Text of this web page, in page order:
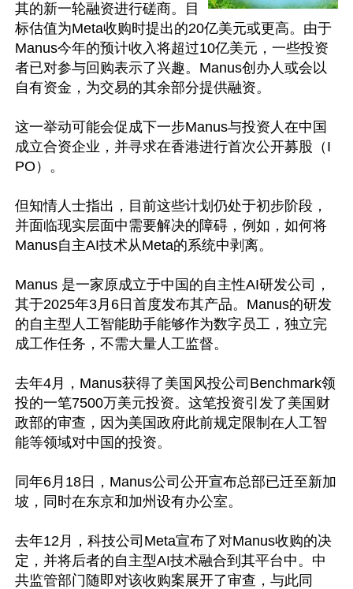
其的新一轮融资进行磋商。目
标估值为Meta收购时提出的20亿美元或更高。由于
Manus今年的预计收入将超过10亿美元，一些投资
者已对参与回购表示了兴趣。Manus创办人或会以
自有资金，为交易的其余部分提供融资。
这一举动可能会促成下一步Manus与投资人在中国
成立合资企业，并寻求在香港进行首次公开募股（I
PO）。
但知情人士指出，目前这些计划仍处于初步阶段，
并面临现实层面中需要解决的障碍，例如，如何将
Manus自主AI技术从Meta的系统中剥离。
Manus 是一家原成立于中国的自主性AI研发公司，
其于2025年3月6日首度发布其产品。Manus的研发
的自主型人工智能助手能够作为数字员工，独立完
成工作任务，不需大量人工监督。
去年4月，Manus获得了美国风投公司Benchmark领
投的一笔7500万美元投资。这笔投资引发了美国财
政部的审查，因为美国政府此前规定限制在人工智
能等领域对中国的投资。
同年6月18日，Manus公司公开宣布总部已迁至新加
坡，同时在东京和加州设有办公室。
去年12月，科技公司Meta宣布了对Manus收购的决
定，并将后者的自主型AI技术融合到其平台中。中
共监管部门随即对该收购案展开了审查，与此同